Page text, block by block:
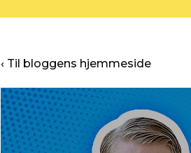
‹ Til bloggens hjemmeside